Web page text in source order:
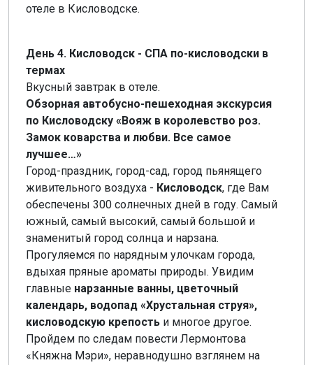
отеле в Кисловодске.
День 4. Кисловодск - СПА по-кисловодски в
термах
Вкусный завтрак в отеле.
Обзорная автобусно-пешеходная экскурсия
по Кисловодску «Вояж в королевство роз.
Замок коварства и любви. Все самое
лучшее…»
Город-праздник, город-сад, город пьянящего
живительного воздуха - Кисловодск, где Вам
обеспечены 300 солнечных дней в году. Самый
южный, самый высокий, самый большой и
знаменитый город солнца и нарзана.
Прогуляемся по нарядным улочкам города,
вдыхая пряные ароматы природы. Увидим
главные нарзанные ванны, цветочный
календарь, водопад «Хрустальная струя»,
кисловодскую крепость и многое другое.
Пройдем по следам повести Лермонтова
«Княжна Мэри», неравнодушно взглянем на